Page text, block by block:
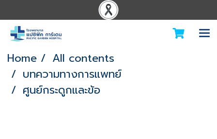
Home
All contents
บทความทางการแพทย์
ศูนย์กระดูกและข้อ